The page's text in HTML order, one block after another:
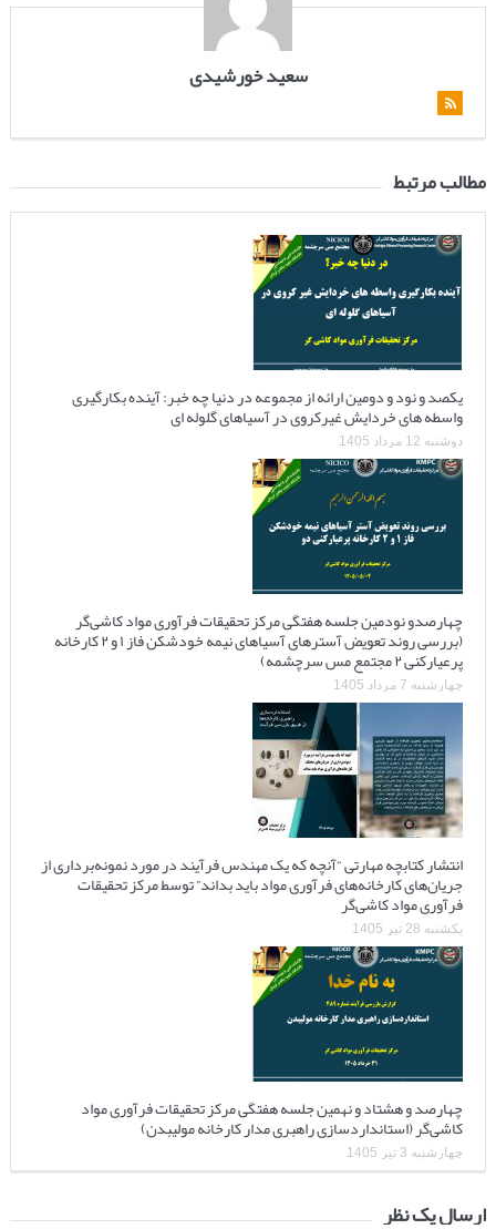
سعید خورشیدی
مطالب مرتبط
یکصد و نود و دومین ارائه از مجموعه در دنیا چه خبر: آینده بکارگیری
واسطه های خردایش غیرکروی در آسیاهای گلوله ای
دوشنبه 12 مرداد 1405
چهارصدو نودمین جلسه هفتگی مرکز تحقیقات فرآوری مواد کاشی‌گر
(بررسی روند تعویض آسترهای آسیاهای نیمه خودشکن فاز ۱ و ۲ کارخانه
پرعیارکنی ۲ مجتمع مس سرچشمه)
چهارشنبه 7 مرداد 1405
انتشار کتابچه مهارتی “آنچه که یک مهندس فرآیند در مورد نمونه‌برداری از
جریان‌های کارخانه‌های فرآوری مواد باید بداند” توسط مرکز تحقیقات
فرآوری مواد کاشی‌گر
یکشنبه 28 تیر 1405
چهارصد و هشتاد و نهمین جلسه هفتگی مرکز تحقیقات فرآوری مواد
کاشی‌گر (استانداردسازی راهبری مدار کارخانه مولیبدن)
چهارشنبه 3 تیر 1405
ارسال یک نظر